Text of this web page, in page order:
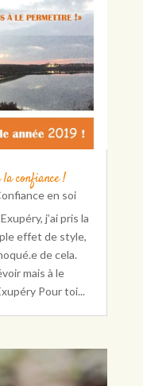
confiance !
en soi
j’ai pris la
effet de style,
de cela.
mais à le
Pour toi...